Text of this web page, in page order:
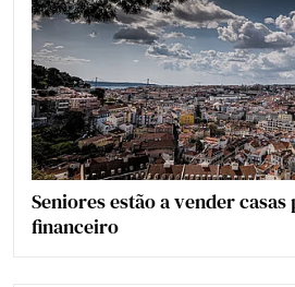
Seniores estão a vender
financeiro